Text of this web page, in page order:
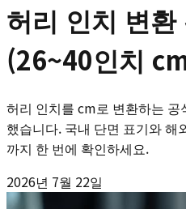
허리 인치 변환
(26~40인치
허리 인치를 cm로 변환하는
했습니다. 국내 단면 표기와 해
까지 한 번에 확인하세요.
2026년 7월 22일